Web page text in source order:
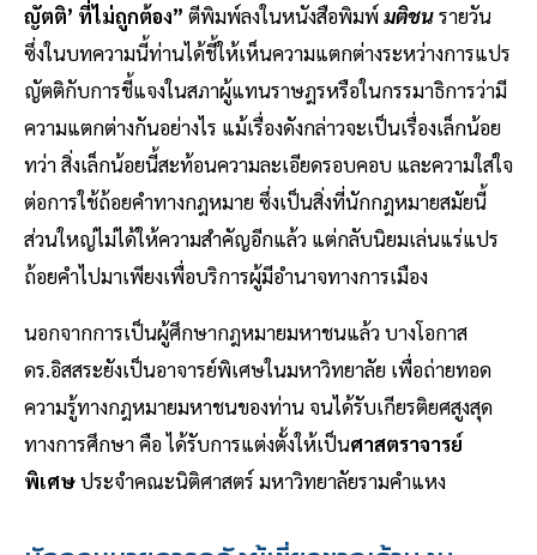
ญัตติ’ ที่ไม่ถูกต้อง” ตีพิมพ์ลงในหนังสือพิมพ์มติชนรายวัน
ซึ่งในบทความนี้ท่านได้ชี้ให้เห็นความแตกต่างระหว่างการแปร
ญัตติกับการชี้แจงในสภาผู้แทนราษฎรหรือในกรรมาธิการว่ามี
ความแตกต่างกันอย่างไร แม้เรื่องดังกล่าวจะเป็นเรื่องเล็กน้อย
ทว่า สิ่งเล็กน้อยนี้สะท้อนความละเอียดรอบคอบ และความใส่ใจ
ต่อการใช้ถ้อยคำทางกฎหมาย ซึ่งเป็นสิ่งที่นักกฎหมายสมัยนี้
ส่วนใหญ่ไม่ได้ให้ความสำคัญอีกแล้ว แต่กลับนิยมเล่นแร่แปร
ถ้อยคำไปมาเพียงเพื่อบริการผู้มีอำนาจทางการเมือง
นอกจากการเป็นผู้ศึกษากฎหมายมหาชนแล้ว บางโอกาส
ดร.อิสสระยังเป็นอาจารย์พิเศษในมหาวิทยาลัย เพื่อถ่ายทอด
ความรู้ทางกฎหมายมหาชนของท่าน จนได้รับเกียรติยศสูงสุด
ทางการศึกษา คือ ได้รับการแต่งตั้งให้เป็นศาสตราจารย์
พิเศษประจำคณะนิติศาสตร์ มหาวิทยาลัยรามคำแหง